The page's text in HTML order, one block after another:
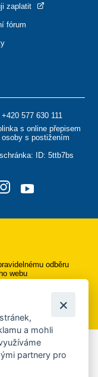
+420 577 630 111
s online přepisem
osoby s postižením
ID: 5ttb7bs
zaplatit
fórum
odběru
webu
upozornění na
a mohli
partnery pro